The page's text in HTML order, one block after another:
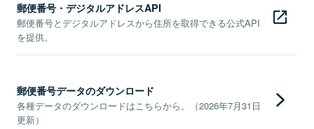
郵便番号・デジタルアドレスAPI
郵便番号とデジタルアドレスから住所を取得できる公式API
を提供。
郵便番号データのダウンロード
各種データのダウンロードはこちらから。（2026年7月31日
更新）